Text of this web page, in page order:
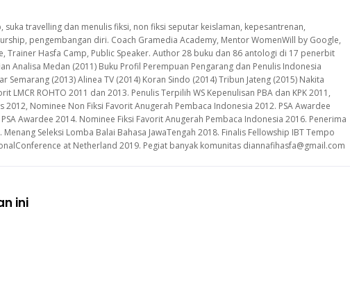
suka travelling dan menulis fiksi, non fiksi seputar keislaman, kepesantrenan,
pengembangan diri. Coach Gramedia Academy, Mentor WomenWill by Google,
Trainer Hasfa Camp, Public Speaker. Author 28 buku dan 86 antologi di 17 penerbit
Analisa Medan (2011) Buku Profil Perempuan Pengarang dan Penulis Indonesia
Semarang (2013) Alinea TV (2014) Koran Sindo (2014) Tribun Jateng (2015) Nakita
LMCR ROHTO 2011 dan 2013. Penulis Terpilih WS Kepenulisan PBA dan KPK 2011,
2012, Nominee Non Fiksi Favorit Anugerah Pembaca Indonesia 2012. PSA Awardee
Awardee 2014. Nominee Fiksi Favorit Anugerah Pembaca Indonesia 2016. Penerima
Seleksi Lomba Balai Bahasa JawaTengah 2018. Finalis Fellowship IBT Tempo
at Netherland 2019. Pegiat banyak komunitas diannafihasfa@gmail.com
ini